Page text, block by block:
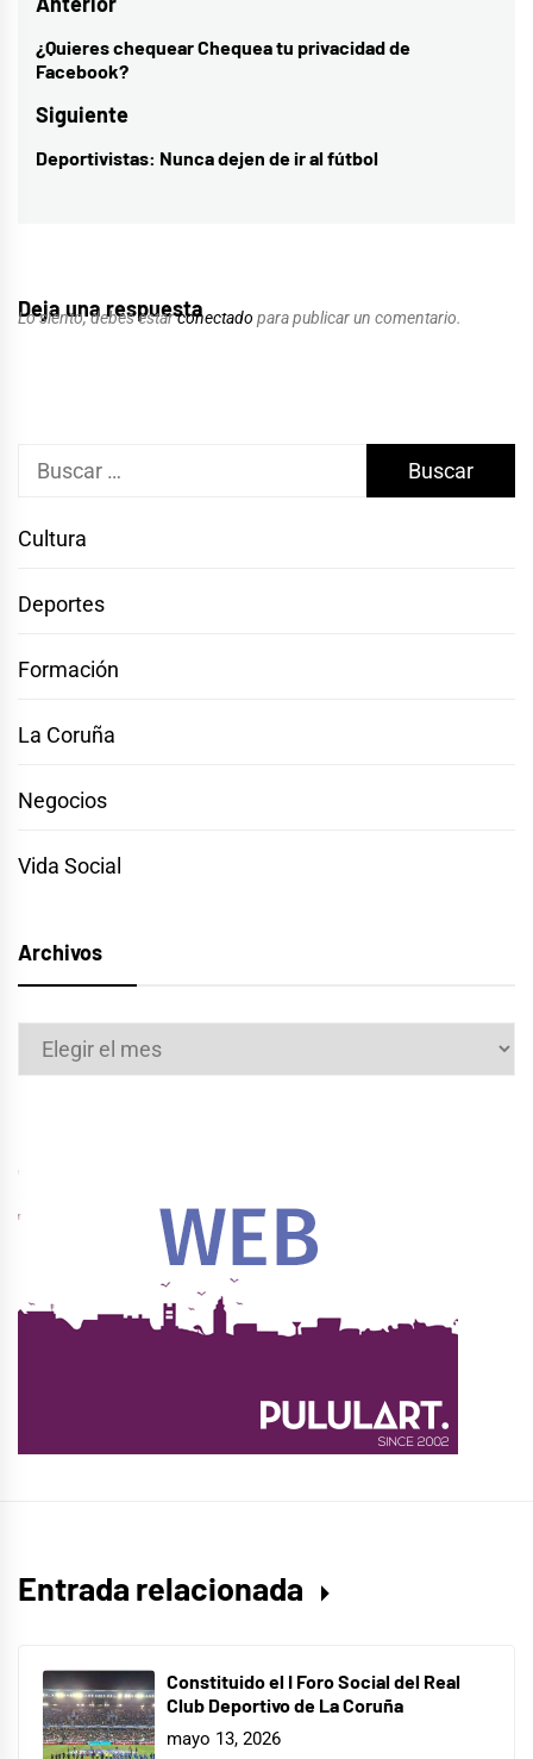
Navegación
de
Entrada
anterior:
¿Quieres chequear Chequea tu privacidad de
Facebook?
Siguiente
Entrada
Deportivistas: Nunca dejen de ir al fútbol
Deja una respuesta
Lo siento, debes estarconectado para publicar un comentario.
Buscar:
Cultura
Deportes
Formación
La Coruña
Negocios
Vida Social
Archivos
Archivos
Entrada relacionada
Constituido el I Foro Social del Real
Club Deportivo de La Coruña
mayo 13, 2026